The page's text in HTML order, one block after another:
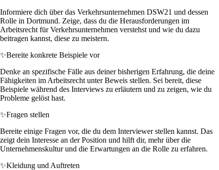
Informiere dich über das Verkehrsunternehmen DSW21 und dessen
Rolle in Dortmund. Zeige, dass du die Herausforderungen im
Arbeitsrecht für Verkehrsunternehmen verstehst und wie du dazu
beitragen kannst, diese zu meistern.
✨Bereite konkrete Beispiele vor
Denke an spezifische Fälle aus deiner bisherigen Erfahrung, die deine
Fähigkeiten im Arbeitsrecht unter Beweis stellen. Sei bereit, diese
Beispiele während des Interviews zu erläutern und zu zeigen, wie du
Probleme gelöst hast.
✨Fragen stellen
Bereite einige Fragen vor, die du dem Interviewer stellen kannst. Das
zeigt dein Interesse an der Position und hilft dir, mehr über die
Unternehmenskultur und die Erwartungen an die Rolle zu erfahren.
✨Kleidung und Auftreten